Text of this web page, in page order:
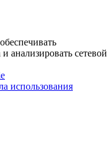
анализировать сетевой
использования